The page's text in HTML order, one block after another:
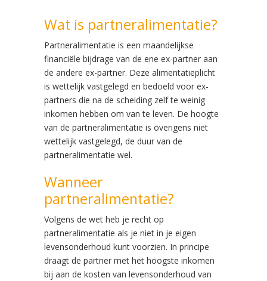
Wat is partneralimentatie?
Partneralimentatie is een maandelijkse
financiële bijdrage van de ene ex-partner aan
de andere ex-partner. Deze alimentatieplicht
is wettelijk vastgelegd en bedoeld voor ex-
partners die na de scheiding zelf te weinig
inkomen hebben om van te leven. De hoogte
van de partneralimentatie is overigens niet
wettelijk vastgelegd, de duur van de
partneralimentatie wel.
Wanneer
partneralimentatie?
Volgens de wet heb je recht op
partneralimentatie als je niet in je eigen
levensonderhoud kunt voorzien. In principe
draagt de partner met het hoogste inkomen
bij aan de kosten van levensonderhoud van